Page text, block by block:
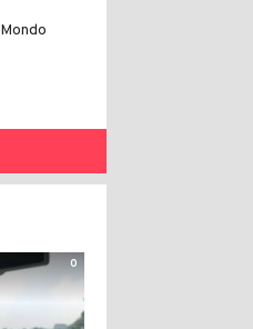
Mondo
0